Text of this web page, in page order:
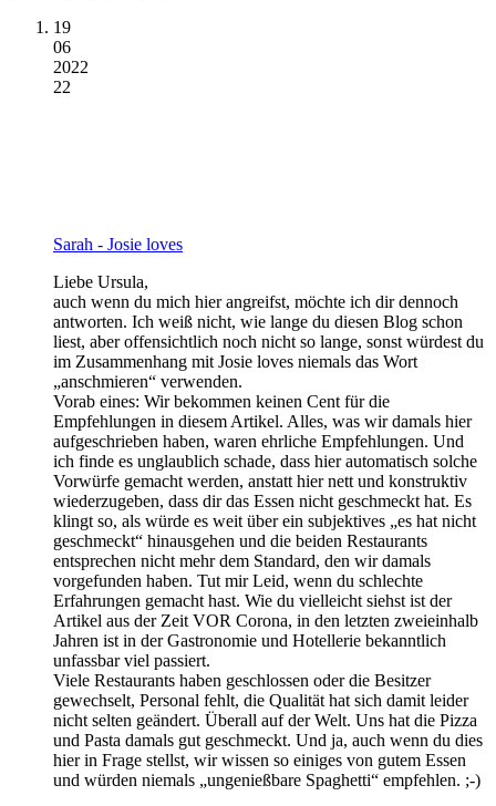
19
06
2022
22
Sarah - Josie loves
Liebe Ursula,
auch wenn du mich hier angreifst, möchte ich dir dennoch
antworten. Ich weiß nicht, wie lange du diesen Blog schon
liest, aber offensichtlich noch nicht so lange, sonst würdest du
im Zusammenhang mit Josie loves niemals das Wort
„anschmieren“ verwenden.
Vorab eines: Wir bekommen keinen Cent für die
Empfehlungen in diesem Artikel. Alles, was wir damals hier
aufgeschrieben haben, waren ehrliche Empfehlungen. Und
ich finde es unglaublich schade, dass hier automatisch solche
Vorwürfe gemacht werden, anstatt hier nett und konstruktiv
wiederzugeben, dass dir das Essen nicht geschmeckt hat. Es
klingt so, als würde es weit über ein subjektives „es hat nicht
geschmeckt“ hinausgehen und die beiden Restaurants
entsprechen nicht mehr dem Standard, den wir damals
vorgefunden haben. Tut mir Leid, wenn du schlechte
Erfahrungen gemacht hast. Wie du vielleicht siehst ist der
Artikel aus der Zeit VOR Corona, in den letzten zweieinhalb
Jahren ist in der Gastronomie und Hotellerie bekanntlich
unfassbar viel passiert.
Viele Restaurants haben geschlossen oder die Besitzer
gewechselt, Personal fehlt, die Qualität hat sich damit leider
nicht selten geändert. Überall auf der Welt. Uns hat die Pizza
und Pasta damals gut geschmeckt. Und ja, auch wenn du dies
hier in Frage stellst, wir wissen so einiges von gutem Essen
und würden niemals „ungenießbare Spaghetti“ empfehlen. ;-)